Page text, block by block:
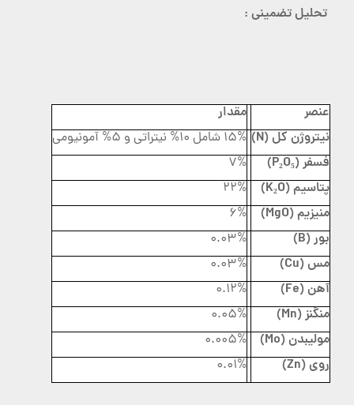
تحلیل تضمینی :
عنصر
مقدار
نیتروژن کل (N)
15% شامل 10% نیتراتی و 5% آمونیومی
فسفر (P₂O₅)
7%
پتاسیم (K₂O)
22%
منیزیم (MgO)
6%
بور (B)
0.03%
مس (Cu)
0.03%
آهن (Fe)
0.12%
منگنز (Mn)
0.05%
مولیبدن (Mo)
0.005%
روی (Zn)
0.01%